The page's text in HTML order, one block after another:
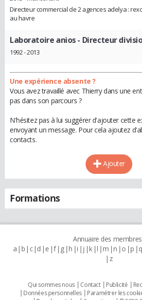
Directeur commercial de 2 agences adelya :
au havre
Laboratoire anios- Directeur
1992 - 2013
Une expérience absente ?
Vous avez travaillé avec Thierry dans une
pas dans son parcours ?
N'hésitez pas à lui suggérer d'ajouter cette
envoyant un message. Pour cela ajoutez
contacts.
Ajouter
Formations
Annuaire des
a b c d e f g h i j k l m n o p q
z
Qui sommes nous Contact Publicité
Données personnelles
Paramétrer les